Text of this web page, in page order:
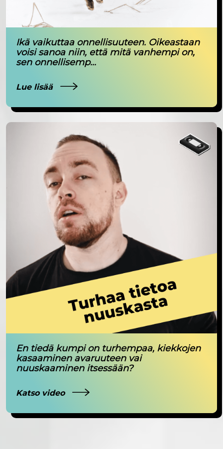
Ikä vaikuttaa onnellisuuteen. Oikeastaan
voisi sanoa niin, että mitä vanhempi on,
sen onnellisemp...
Lue lisää
En tiedä kumpi on turhempaa, kiekkojen
kasaaminen avaruuteen vai
nuuskaaminen itsessään?
Katso video